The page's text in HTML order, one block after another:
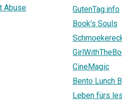
Abuse
GutenTag.info
Book's Souls
CineMagic
Bento Lunch
Leben fürs